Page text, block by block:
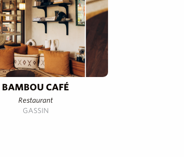
BAMBOU CAFÉ
Restaurant
GASSIN